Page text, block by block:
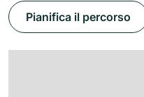
Pianifica il percorso